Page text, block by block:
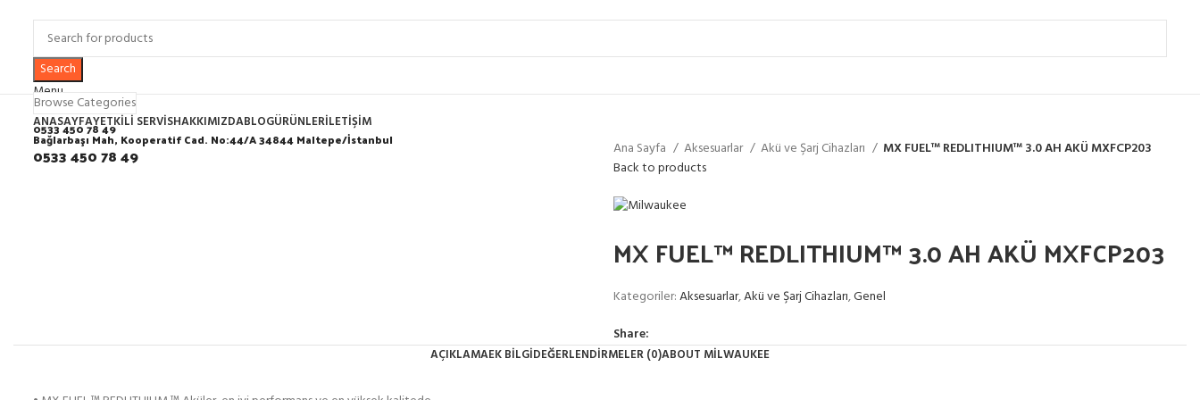
Search
Menu
0533 450 78 49
Browse Categories
ANASAYFAYETKILI SERVISHAKKIMIZDABLOGÜRÜNLERİLETIŞIM
Bağlarbaşı Mah, Kooperatif Cad. No:44/A 34844 Maltepe/İstanbul
0533 450 78 49 Ana Sayfa Aksesuarlar Akü ve Şarj Cihazları
MX FUEL™ REDLITHIUM™ 3.0 AH AKÜ MXFCP203
Back to products
MX FUEL™ REDLITHIUM™ 3.0 AH AKÜ MXFCP203
Kategoriler:Aksesuarlar,Akü ve Şarj Cihazları,Genel
Share:
AÇIKLAMAEK BILGIDEĞERLENDIRMELER (0)ABOUT MILWAUKEE